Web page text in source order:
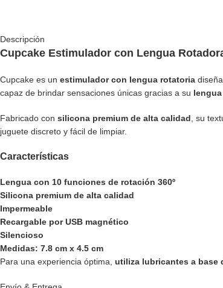
Descripción
Cupcake Estimulador con Lengua
Cupcake es un estimulador con lengua rotatoria
capaz de brindar sensaciones únicas gracias a su
Fabricado con silicona premium de alta calidad, su
juguete discreto y fácil de limpiar.
Características
Lengua con 10 funciones de rotación 360º
Silicona premium de alta calidad
Impermeable
Recargable por USB magnético
Silencioso
Medidas: 7.8 cm x 4.5 cm
Para una experiencia óptima, utiliza lubricantes a base